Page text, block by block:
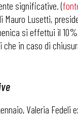
significative. (
Mauro Lusetti,
si effettui il
che in caso di
Valeria Fedeli